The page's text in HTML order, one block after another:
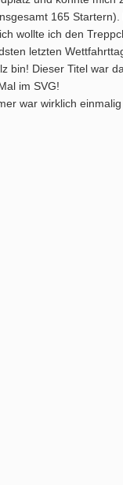
165
wollte ich den
letzten
bin! Dieser Titel war
im SVG!
war wirklich